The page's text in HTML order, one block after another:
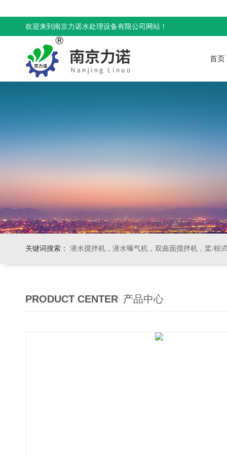
欢迎来到南京力诺水处理设备有限公司网站！
首页
关键词搜索： 潜水搅拌机，潜水曝气机，双曲面搅拌机，桨/框式搅拌
PRODUCT CENTER 产品中心